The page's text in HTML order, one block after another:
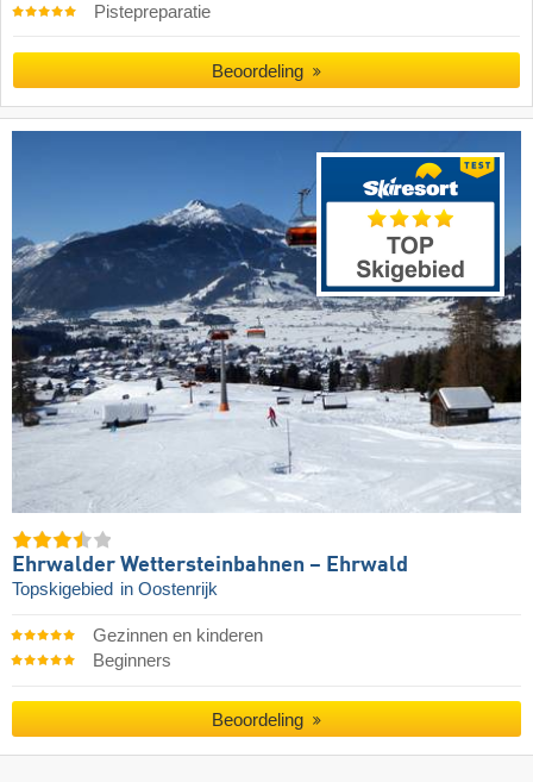
Pistepreparatie
Beoordeling
Ehrwalder Wettersteinbahnen – Ehrwald
Topskigebied in Oostenrijk
Gezinnen en kinderen
Beginners
Beoordeling